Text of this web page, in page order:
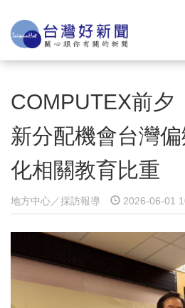
COMPUTEX前
新分配機會台灣
化相關教育比重
地方中心／採訪報導 2026-06-01